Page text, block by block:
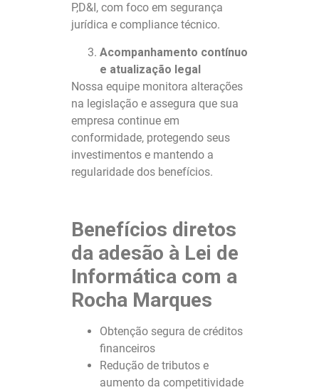
P,D&I, com foco em segurança
jurídica e compliance técnico.
Acompanhamento contínuo
e atualização legal
Nossa equipe monitora alterações
na legislação e assegura que sua
empresa continue em
conformidade, protegendo seus
investimentos e mantendo a
regularidade dos benefícios.
Benefícios diretos
da adesão à Lei de
Informática com a
Rocha Marques
Obtenção segura de créditos
financeiros
Redução de tributos e
aumento da competitividade